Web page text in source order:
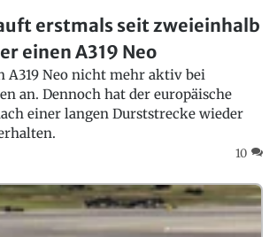
erstmals seit zweieinhalb
einen A319 Neo
A319 Neo nicht mehr aktiv bei
an. Dennoch hat der europäische
einer langen Durststrecke wieder
10